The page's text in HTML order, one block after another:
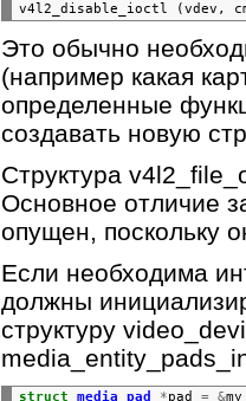
v4l2_disable_ioctl (vdev,
Это обычно
(например какая
определенные
создавать новую
Структура
Основное отличие
опущен, поскольку
Если необходима
должны
структуру
struct media_pad *pad = &
static int my_video_open(
struct my_device *dev
dev->vb2_queue.type =
dev->
dev ->vb2_queue.ops = &
dev->vb2_queue.mem_ops
return
vb2_queue_init(
[Поток данных]
Для захвата видео
1. QBUF → Буфер
2. DQBUF →
3. STREAMON →